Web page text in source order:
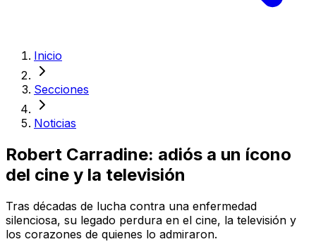
Inicio
Secciones
Noticias
Robert Carradine: adiós a un ícono
del cine y la televisión
Tras décadas de lucha contra una enfermedad
silenciosa, su legado perdura en el cine, la televisión y
los corazones de quienes lo admiraron.